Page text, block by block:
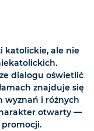
katolickie, ale nie
dialogu oświetlić
znajduje się
wyznań i różnych
otwarty —
promocji.